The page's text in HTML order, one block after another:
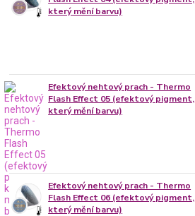
který mění barvu)
Efektový nehtový prach - Thermo
Flash Effect 05 (efektový pigment,
který mění barvu)
Efektový nehtový prach - Thermo
Flash Effect 06 (efektový pigment,
který mění barvu)